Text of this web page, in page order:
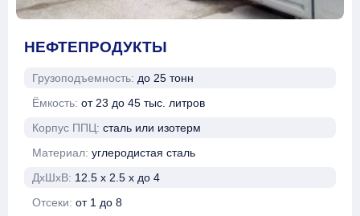
НЕФТЕПРОДУКТЫ
Грузоподъемность: до 25 тонн
Ёмкость: от 23 до 45 тыс. литров
Корпус ППЦ: сталь или изотерм
Материал: углеродистая сталь
ДхШхВ: 12.5 х 2.5 х до 4
Отсеки: от 1 до 8